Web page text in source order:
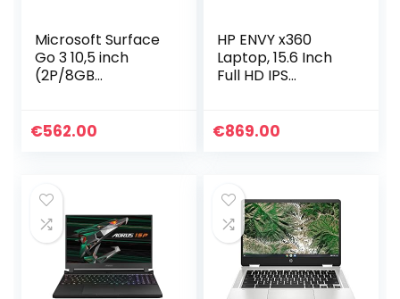
Microsoft Surface
Go 3 10,5 inch
(2P/8GB
€562.00
HP ENVY x360
Laptop, 15.6 Inch
Full HD IPS
1135G7 quad, 8GB
€869.00